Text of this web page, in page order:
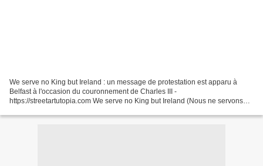
We serve no King but Ireland : un message de protestation est apparu à
Belfast à l'occasion du couronnement de Charles III -
https://streetartutopia.com We serve no King but Ireland (Nous ne servons